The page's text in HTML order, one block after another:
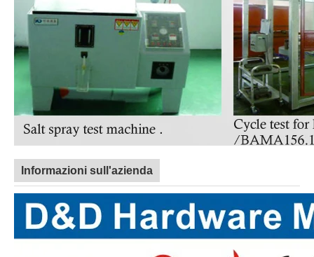
Informazioni sull'azienda